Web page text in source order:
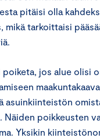
pitäisi olla
mikä tarkoittaisi
poiketa, jos alue olisi
asuinkiinteistön
Näiden poikkeusten
Yksikin